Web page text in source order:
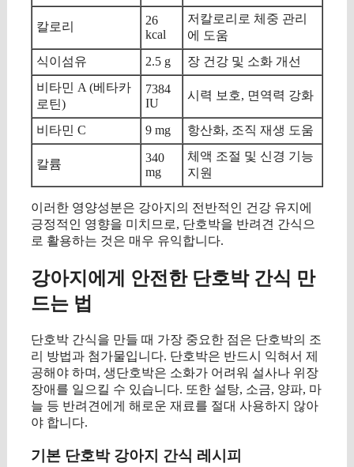
칼로리
26
kcal
저칼로리로 체중 관리
에 도움
식이섬유
2.5 g
장 건강 및 소화 개선
비타민 A (베타카
로틴)
7384
IU
시력 보호, 면역력 강화
비타민 C 9 mg 항산화, 조직 재생 도움
칼륨
340
mg
체액 조절 및 신경 기능
지원
이러한 영양성분은 강아지의 전반적인 건강 유지에
긍정적인 영향을 미치므로, 단호박을 반려견 간식으
로 활용하는 것은 매우 유익합니다.
강아지에게 안전한 단호박 간식 만
드는 법
단호박 간식을 만들 때 가장 중요한 점은 단호박의 조
리 방법과 첨가물입니다. 단호박은 반드시 익혀서 제
공해야 하며, 생단호박은 소화가 어려워 설사나 위장
장애를 일으킬 수 있습니다. 또한 설탕, 소금, 양파, 마
늘 등 반려견에게 해로운 재료를 절대 사용하지 않아
야 합니다.
기본 단호박 강아지 간식 레시피